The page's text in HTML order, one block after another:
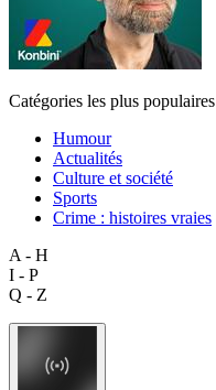
Catégories les plus populaires
Humour
Actualités
Culture et société
Sports
Crime : histoires vraies
A - H
I - P
Q - Z